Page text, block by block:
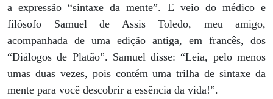
a expressão “sintaxe da mente”. E veio do médico e
filósofo Samuel de Assis Toledo, meu amigo,
acompanhada de uma edição antiga, em francês, dos
“Diálogos de Platão”. Samuel disse: “Leia, pelo menos
umas duas vezes, pois contém uma trilha de sintaxe da
mente para você descobrir a essência da vida!”.